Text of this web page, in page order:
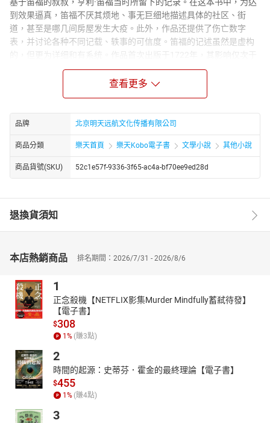
到效果逼真，笛福不厌其烦地、事无巨细地描述具体的社区、街
道，甚至是哪几间房屋发生大疫。此外，作品还提供了伤亡数字
表，并讨论各种不同记载、轶事的可信度。笛福的记述虽然是虚构
的，但更为详细和有系统。作品首次出版于1722年，其影响仅次于
《鲁滨逊漂流记》。笛福把这场鼠疫的发生、传播，引起的恐怖和
人心惶惶，以及死亡数字、逃疫的景况写得如身临其境。当时法国
马赛鼠疫流行，引起了人们的特别关注。可以说，笛福的作品满足
写个人在不利的环境中克服困难。他的主人公有聪明才智，充满活
力，不信天命，相信“常识”。情节结构不落斧凿痕迹。笛福尤其擅长
描写环境，细节逼真，虚构的情景写得使人如身临其境。
查看更多
品牌 北京明天远航文化传播有限公司
商品分類 樂天首頁 樂天Kobo電子書 文學小說 其他小說
商品貨號(SKU) 52c1e57f-9336-3f65-ac4a-bf70ee9ed28d
退換貨須知
本店熱銷商品 排名期間：2026/7/31 - 2026/8/6
1
正念殺機【NETFLIX影集Murder Mindfully蓄弒待發】
【電子書】
$308
1 % (賺3點)
2
時間的起源：史蒂芬．霍金的最終理論【電子書】
$455
1 % (賺4點)
3